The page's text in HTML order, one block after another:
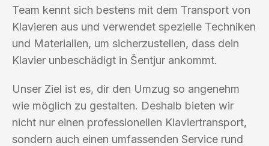
Team kennt sich bestens mit dem Transport von
Klavieren aus und verwendet spezielle Techniken
und Materialien, um sicherzustellen, dass dein
Klavier unbeschädigt in Šentjur ankommt.
Unser Ziel ist es, dir den Umzug so angenehm
wie möglich zu gestalten. Deshalb bieten wir
nicht nur einen professionellen Klaviertransport,
sondern auch einen umfassenden Service rund